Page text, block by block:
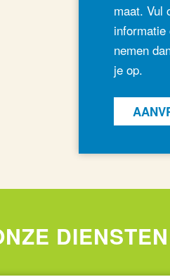
maat. Vul
nemen
je op.
DIENSTEN